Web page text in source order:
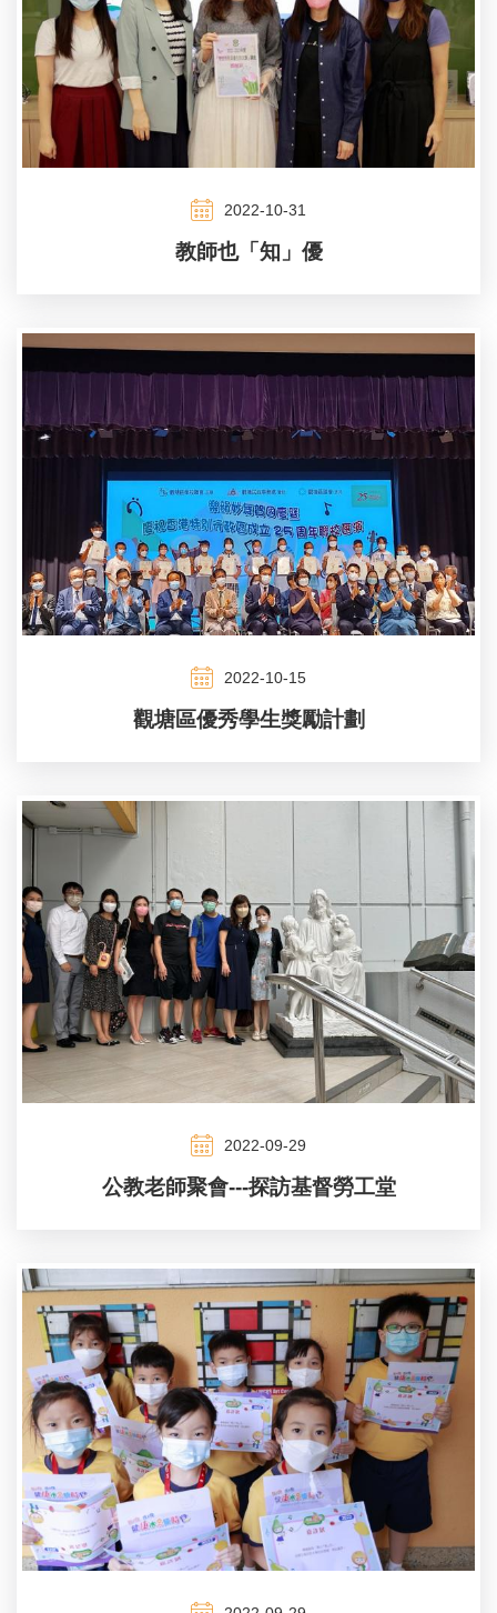
2022-10-31
教師也「知」優
2022-10-15
觀塘區優秀學生獎勵計劃
2022-09-29
公教老師聚會---探訪基督勞工堂